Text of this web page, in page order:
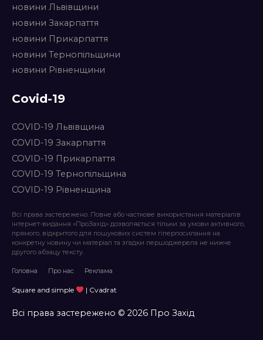
новини Львівщини
новини Закарпаття
новини Прикарпаття
новини Тернопільщини
новини Рівненщини
Covid-19
COVID-19 Львівщина
COVID-19 Закарпаття
COVID-19 Прикарпаття
COVID-19 Тернопільщина
COVID-19 Рівненщина
Всі права застережено. Повне або часткове використання матеріалів
інтернет-видання «ПроЗахід» дозволяється тільки за умови активного,
прямого, відкритого для пошукових систем гіперпосилання на
конкретну новину чи матеріал та згадки першоджерела не нижче
другого абзацу тексту.
Головна Про нас Реклама
Square and simple | Cvadrat
Всі права застережено © 2026 Про Захід